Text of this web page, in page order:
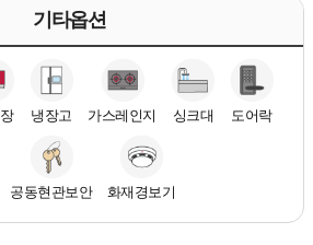
기타옵션
냉장고 가스레인지 싱크대 도어락
공동현관보안 화재경보기